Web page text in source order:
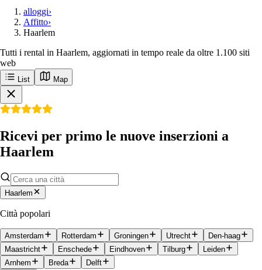
alloggi›
Affitto›
Haarlem
Tutti i rental in Haarlem, aggiornati in tempo reale da oltre 1.100 siti
web
List Map
Ricevi per primo le nuove inserzioni a
Haarlem
Haarlem
Città popolari
Amsterdam Rotterdam Groningen Utrecht
Den-haag
Maastricht
Enschede Eindhoven Tilburg
Leiden
Arnhem
Breda
Delft